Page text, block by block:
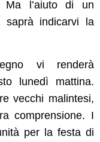
Ma l’aiuto di un
indicarvi la
vi renderà
lunedì mattina.
vecchi malintesi,
comprensione. I
per la festa di